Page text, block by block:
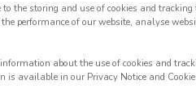
Kim Vervliet
the storing and use of cookies and tracking
performance of our website, analyse
information about the use of cookies and
is available in our Privacy Notice and